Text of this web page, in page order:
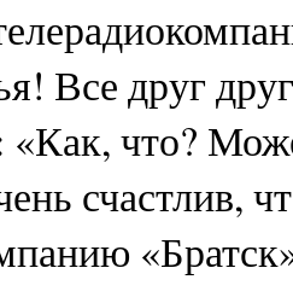
Все друг
что?
счастлив,